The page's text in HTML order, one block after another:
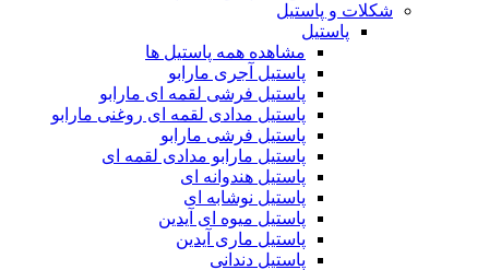
شکلات و پاستیل
پاستیل
مشاهده همه پاستیل ها
پاستیل آجری مارابو
پاستیل فرشی لقمه ای مارابو
پاستیل مدادی لقمه ای روغنی مارابو
پاستیل فرشی مارابو
پاستیل مارابو مدادی لقمه ای
پاستیل هندوانه ای
پاستیل نوشابه ای
پاستیل میوه ای آیدین
پاستیل ماری آیدین
پاستیل دندانی